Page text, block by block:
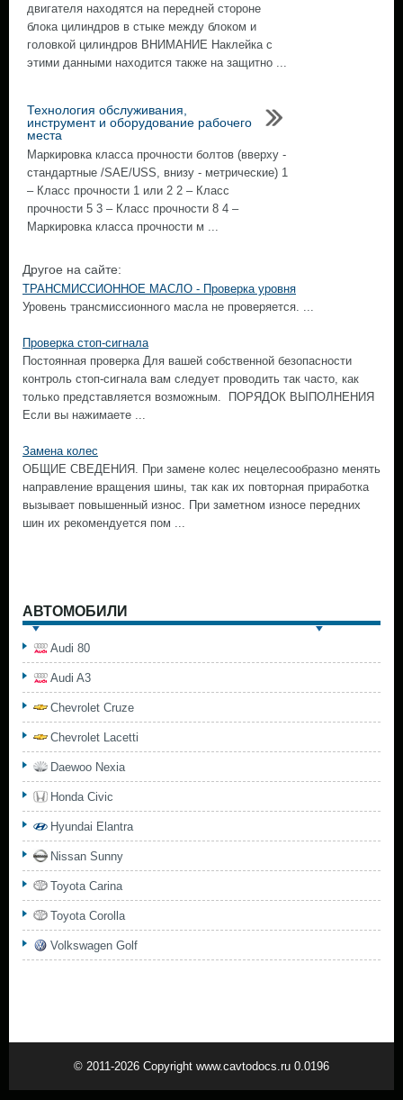
двигателя находятся на передней стороне
блока цилиндров в стыке между блоком и
головкой цилиндров ВНИМАНИЕ Наклейка с
этими данными находится также на защитно ...
Технология обслуживания,
инструмент и оборудование рабочего
места
Маркировка класса прочности болтов (вверху -
стандартные /SAE/USS, внизу - метрические) 1
– Класс прочности 1 или 2 2 – Класс
прочности 5 3 – Класс прочности 8 4 –
Маркировка класса прочности м ...
Другое на сайте:
ТРАНСМИССИОННОЕ МАСЛО - Проверка уровня
Уровень трансмиссионного масла не проверяется. ...
Проверка стоп-сигнала
Постоянная проверка Для вашей собственной безопасности
контроль стоп-сигнала вам следует проводить так часто, как
только представляется возможным. ПОРЯДОК ВЫПОЛНЕНИЯ
Если вы нажимаете ...
Замена колес
ОБЩИЕ СВЕДЕНИЯ. При замене колес нецелесообразно менять
направление вращения шины, так как их повторная приработка
вызывает повышенный износ. При заметном износе передних
шин их рекомендуется пом ...
АВТОМОБИЛИ
Audi 80
Audi A3
Chevrolet Cruze
Chevrolet Lacetti
Daewoo Nexia
Honda Civic
Hyundai Elantra
Nissan Sunny
Toyota Carina
Toyota Corolla
Volkswagen Golf
© 2011-2026 Copyright www.cavtodocs.ru 0.0196